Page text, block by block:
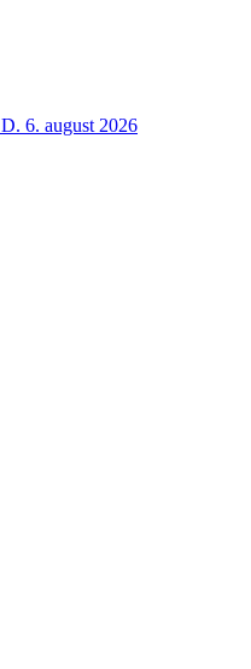
D. 6. august 2026